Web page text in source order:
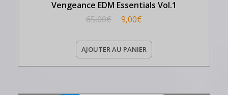
Vengeance EDM Essentials Vol.1
65,00€ 9,00€
AJOUTER AU PANIER